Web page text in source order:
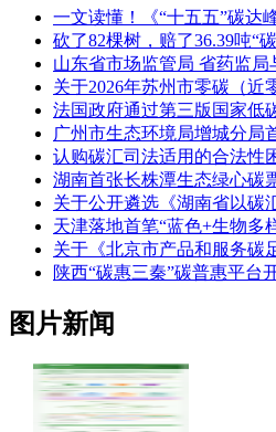
一文读懂！《“十五五”碳达
砍了82棵树，赔了36.39吨
山东省市场监管局 省药监
关于2026年苏州市零碳（近
法国政府通过第三版国家低
广州市生态环境局增城分局
认购碳汇司法适用的合法性
湖南首张长株潭生态绿心碳
关于公开遴选《湖南省以碳
天津落地首笔“蓝色+生物多
关于《北京市产品和服务碳
陕西“碳惠三秦”碳普惠平台
图片新闻